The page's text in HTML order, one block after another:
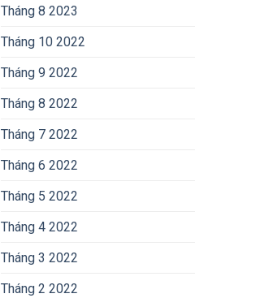
Tháng 8 2023
Tháng 10 2022
Tháng 9 2022
Tháng 8 2022
Tháng 7 2022
Tháng 6 2022
Tháng 5 2022
Tháng 4 2022
Tháng 3 2022
Tháng 2 2022